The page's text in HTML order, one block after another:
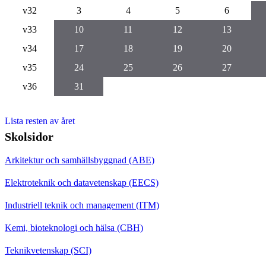
v32
3 4 5 6
v33
10 11 12 13
v34
17 18 19 20
v35
24 25 26 27
v36
31
Lista resten av året
Skolsidor
Arkitektur och samhällsbyggnad (ABE)
Elektroteknik och datavetenskap (EECS)
Industriell teknik och management (ITM)
Kemi, bioteknologi och hälsa (CBH)
Teknikvetenskap (SCI)